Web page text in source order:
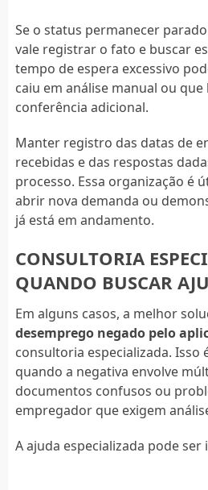
Se o status permanecer
vale registrar o fato e buscar
tempo de espera excessivo
caiu em análise manual ou
conferência adicional.
Manter registro das datas de
recebidas e das respostas
processo. Essa organização é
abrir nova demanda ou
já está em andamento.
CONSULTORIA
QUANDO BUSCAR
Em alguns casos, a melhor
desemprego negado pelo
consultoria especializada. Isso
quando a negativa envolve
documentos confusos ou
empregador que exigem
A ajuda especializada pode